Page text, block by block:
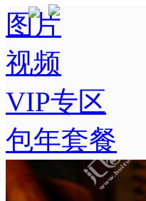
图片
视频
VIP专区
包年套餐